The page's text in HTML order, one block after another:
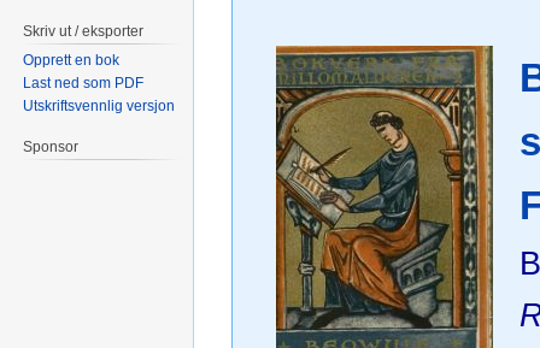
Skriv ut / eksporter
Opprett en bok
Last ned som PDF
Utskriftsvennlig versjon
Sponsor